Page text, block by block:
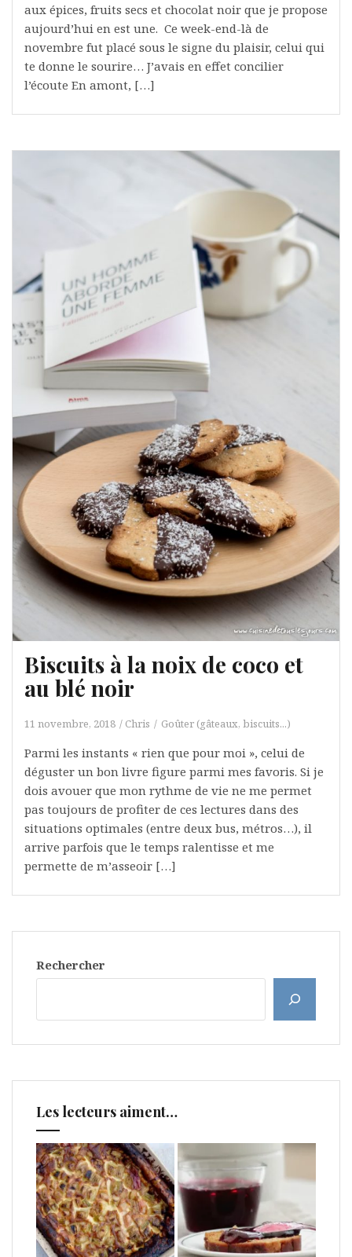
aux épices, fruits secs et chocolat noir que je propose
aujourd’hui en est une. Ce week-end-là de
novembre fut placé sous le signe du plaisir, celui qui
te donne le sourire… J’avais en effet concilier
l’écoute En amont, […]
Biscuits à la noix de coco et
au blé noir
11 novembre, 2018 Chris Goûter (gâteaux, biscuits...)
Parmi les instants « rien que pour moi », celui de
déguster un bon livre figure parmi mes favoris. Si je
dois avouer que mon rythme de vie ne me permet
pas toujours de profiter de ces lectures dans des
situations optimales (entre deux bus, métros…), il
arrive parfois que le temps ralentisse et me
permette de m’asseoir […]
Rechercher
Les lecteurs aiment…